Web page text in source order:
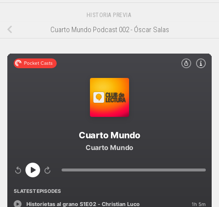
HISTORIA PREVIA
Cuarto Mundo Podcast 002 - Óscar Salas